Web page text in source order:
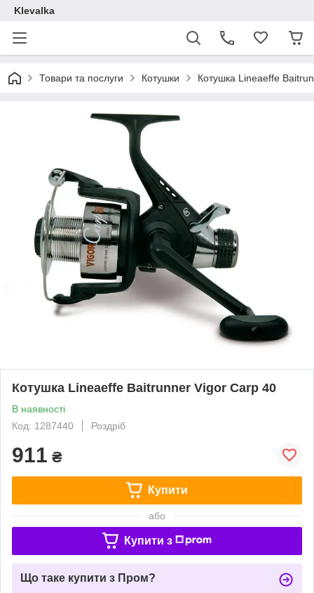
Klevalka
Товари та послуги Котушки Котушка Lineaeffe
Котушка Lineaeffe Baitrunner Vigor Carp 40
В наявності
Код: 1287440
Роздріб
911 ₴
Купити
або
Купити з
Що таке купити з Пром?